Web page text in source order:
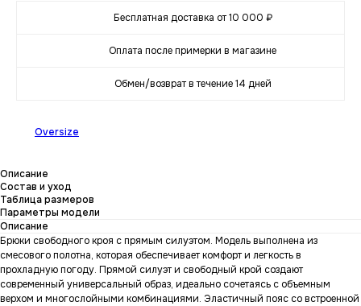
Бесплатная доставка от 10 000 ₽
Оплата после примерки в магазине
Обмен/возврат в течение 14 дней
Oversize
Описание
Состав и уход
Таблица размеров
Параметры модели
Описание
Брюки свободного кроя с прямым силуэтом. Модель выполнена из
смесового полотна, которая обеспечивает комфорт и легкость в
прохладную погоду. Прямой силуэт и свободный крой создают
современный универсальный образ, идеально сочетаясь с объемным
верхом и многослойными комбинациями. Эластичный пояс со встроенной